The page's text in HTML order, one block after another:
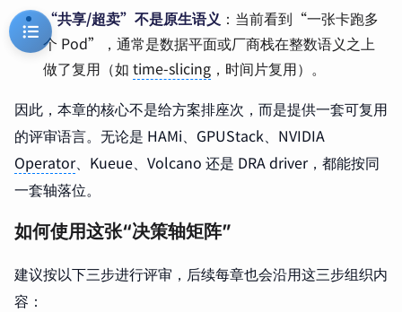
“共享/超卖”不是原生语义 ：当前看到“一张卡跑多
个 Pod”，通常是数据平面或厂商栈在整数语义之上
做了复用（如 time-slicing ，时间片复用）。
因此，本章的核心不是给方案排座次，而是提供一套可复用
的评审语言。无论是 HAMi、GPUStack、NVIDIA
Operator、Kueue、Volcano 还是 DRA driver，都能按同
一套轴落位。
如何使用这张“决策轴矩阵”
建议按以下三步进行评审，后续每章也会沿用这三步组织内
容：